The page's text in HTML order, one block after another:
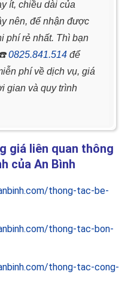
ít, chiều dài của
nên, để nhận được
phí rẻ nhất. Thì bạn
0825.841.514 để
phí về dịch vụ, giá
gian và quy trình
giá liên quan thông
của An Bình
thong-tac-be-
thong-tac-bon-
thong-tac-cong-